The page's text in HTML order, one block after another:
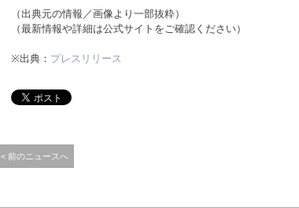
（出典元の情報／画像より一部抜粋）
（最新情報や詳細は公式サイトをご確認ください）
※出典： プレスリリース
< 前のニュースへ